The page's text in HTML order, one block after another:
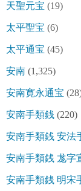
天聖元宝 (19)
太平聖宝 (6)
太平通宝 (45)
安南 (1,325)
安南寛永通宝
安南手類銭 (220)
安南手類銭 安法
安南手類銭 尨字
安南手類銭 明宋